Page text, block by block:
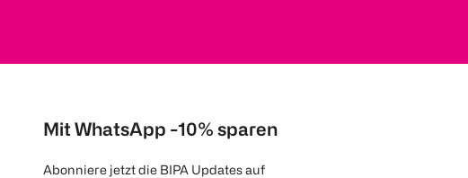
Mit WhatsApp -10% sparen
Abonniere jetzt die BIPA Updates auf